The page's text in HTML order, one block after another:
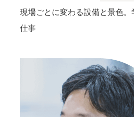
現場ごとに変わる設備と景色
仕事